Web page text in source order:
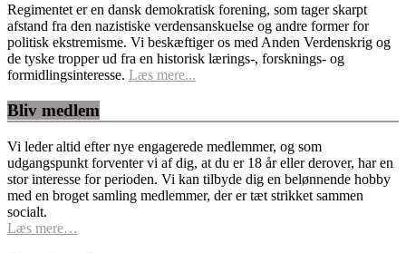
Regimentet er en dansk demokratisk forening, som tager skarpt
afstand fra den nazistiske verdensanskuelse og andre former for
politisk ekstremisme. Vi beskæftiger os med Anden Verdenskrig og
de tyske tropper ud fra en historisk lærings-, forsknings- og
formidlingsinteresse. Læs mere...
Bliv medlem
Vi leder altid efter nye engagerede medlemmer, og som
udgangspunkt forventer vi af dig, at du er 18 år eller derover, har en
stor interesse for perioden. Vi kan tilbyde dig en belønnende hobby
med en broget samling medlemmer, der er tæt strikket sammen
socialt.
Læs mere…